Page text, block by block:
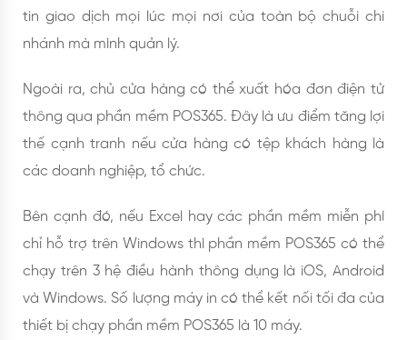
tin giao dịch mọi lúc mọi nơi của toàn bộ chuỗi chi
nhánh mà mình quản lý.
Ngoài ra, chủ cửa hàng có thể xuất hóa đơn điện tử
thông qua phần mềm POS365. Đây là ưu điểm tăng lợi
thế cạnh tranh nếu cửa hàng có tệp khách hàng là
các doanh nghiệp, tổ chức.
Bên cạnh đó, nếu Excel hay các phần mềm miễn phí
chỉ hỗ trợ trên Windows thì phần mềm POS365 có thể
chạy trên 3 hệ điều hành thông dụng là iOS, Android
và Windows. Số lượng máy in có thể kết nối tối đa của
thiết bị chạy phần mềm POS365 là 10 máy.